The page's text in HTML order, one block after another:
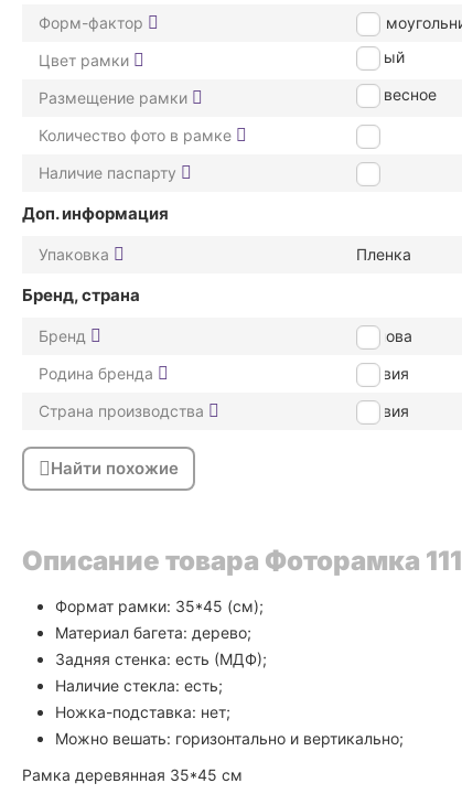
Форм-фактор
Цвет рамки
Белый
Размещение рамки подвесное
Количество фото в рамке
1
Наличие паспарту
Нет
Доп. информация
Упаковка Пленка
Бренд, страна
Бренд
Иннова
Родина бренда
Латвия
Страна производства
Латвия
Найти похожие
Описание товара Фоторамка
Формат рамки: 35*45 (см);
Материал багета: дерево;
Задняя стенка: есть (МДФ);
Наличие стекла: есть;
Ножка-подставка: нет;
Можно вешать: горизонтально и вертикально;
Рамка деревянная 35*45 см